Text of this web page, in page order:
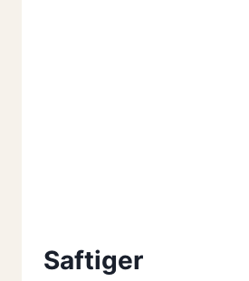
Saftiger